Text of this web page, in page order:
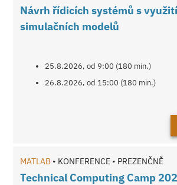
Návrh řídicích systémů s
simulačních modelů
25.8.2026, od 9:00 (180 min.)
26.8.2026, od 15:00 (180 min.)
MATLAB • KONFERENCE • PREZENČNĚ
Technical Computing Camp